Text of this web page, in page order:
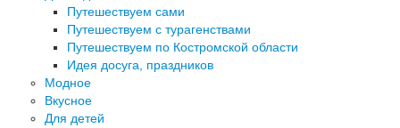
Путешествуем сами
Путешествуем с турагенствами
Путешествуем по Костромской области
Идея досуга, праздников
Модное
Вкусное
Для детей